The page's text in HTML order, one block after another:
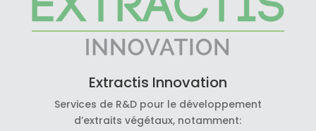
Extractis Innovation
Services de R&D pour le développement
d’extraits végétaux, notamment: